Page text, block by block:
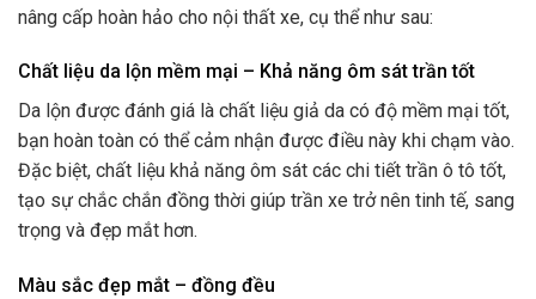
nâng cấp hoàn hảo cho nội thất xe, cụ thể như sau:
Chất liệu da lộn mềm mại – Khả năng ôm sát trần tốt
Da lộn được đánh giá là chất liệu giả da có độ mềm mại tốt,
bạn hoàn toàn có thể cảm nhận được điều này khi chạm vào.
Đặc biệt, chất liệu khả năng ôm sát các chi tiết trần ô tô tốt,
tạo sự chắc chắn đồng thời giúp trần xe trở nên tinh tế, sang
trọng và đẹp mắt hơn.
Màu sắc đẹp mắt – đồng đều